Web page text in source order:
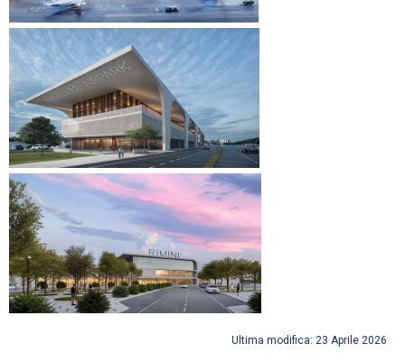
Ultima modifica: 23 Aprile 2026